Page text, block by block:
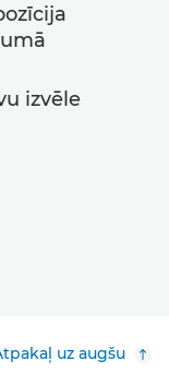
izvēle
uz augšu